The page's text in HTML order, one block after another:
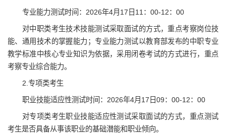
专业能力测试时间：2026年4月17日11：00-12：00
对中职类考生技术技能测试采取面试的方式，重点考察岗位技
能、通用技术的掌握能力；专业能力测试以教育部发布的中职专业
教学标准中核心专业知识为依据，采用闭卷考试的方式进行，重点
考察专业综合能力。
2.专项类考生
职业技能适应性测试时间：2026年4月17日09：00-12：00
对专项类考生职业技能适应性测试采取面试的方式，重点测试
考生是否具备从事该职业的基础潜能和职业倾向。